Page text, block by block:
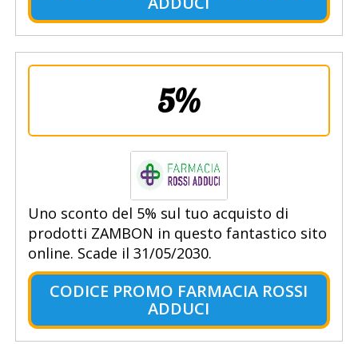
5%
Uno sconto del 5% sul tuo acquisto di
prodotti ZAMBON in questo fantastico sito
online. Scade il 31/05/2030.
CODICE PROMO FARMACIA ROSSI
ADDUCI